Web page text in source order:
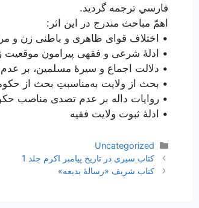
فارسي‌ ترجمه‌ گرديد.
اهمّ مباحث مندرج در این اثر:
• اختلاف قوای ظاهری و باطنی زن و
• ادلۀ شرعی و فقهی پیرامون
• دلالت اجماع و سیرۀ مسلمین، بر
• بحث از ولایت به‌مناسبتِ بحث از
• روایات داله بر عدم تصدی مناصب
• ادلۀ ثبوت ولایت فقیه
دسته‌ها
Uncategorized
ناوبری
نوشته‌ها
کتاب سیری در تاریخ پیامبر اکرم جلد 1
کتاب شریف «رسالۀ بدیعه»